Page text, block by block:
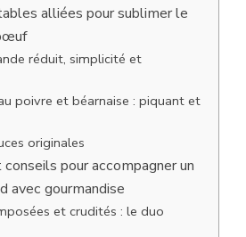
alliées pour sublimer le
réduit, simplicité et
poivre et béarnaise : piquant et
originales
pour accompagner un
avec gourmandise
et crudités : le duo